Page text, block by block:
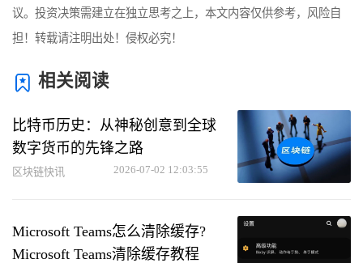
议。投资决策需建立在独立思考之上，本文内容仅供参考，风险自
担！转载请注明出处！侵权必究！
相关阅读
比特币历史：从神秘创意到全球
数字货币的先锋之路
区块链快讯 2026-07-02 12:03:55
Microsoft Teams怎么清除缓存?
Microsoft Teams清除缓存教程